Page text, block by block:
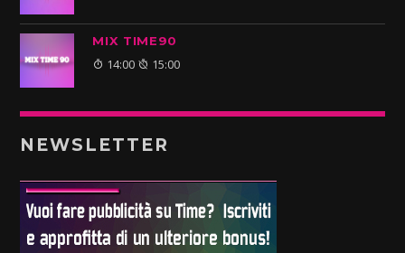
MIX TIME90
14:00 15:00
NEWSLETTER